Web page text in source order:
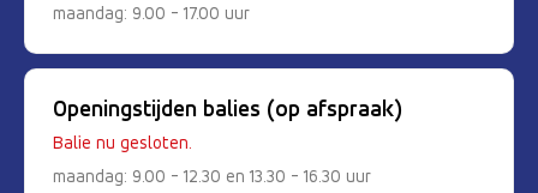
maandag: 9.00 - 17.00 uur
Openingstijden balies (op afspraak)
Balie nu gesloten.
maandag: 9.00 - 12.30 en 13.30 - 16.30 uur